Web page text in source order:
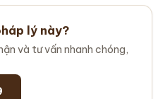
lý này?
và tư vấn nhanh chóng,